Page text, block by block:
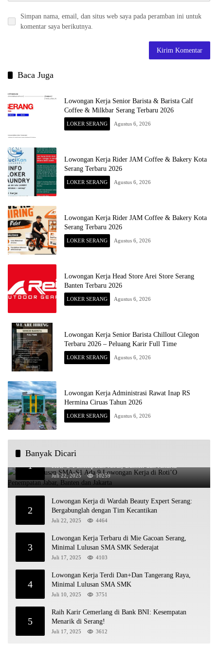
Simpan nama, email, dan situs web saya pada peramban ini untuk
komentar saya berikutnya.
Baca Juga
Lowongan Kerja Senior Barista & Barista Calf
Coffee & Milkbar Serang Terbaru 2026
LOKER SERANG Agustus 6, 2026
Lowongan Kerja Rider JAM Coffee & Bakery Kota
Serang Terbaru 2026
LOKER SERANG Agustus 6, 2026
Lowongan Kerja Rider JAM Coffee & Bakery Kota
Serang Terbaru 2026
LOKER SERANG Agustus 6, 2026
Lowongan Kerja Head Store Arei Store Serang
Banten Terbaru 2026
LOKER SERANG Agustus 6, 2026
Lowongan Kerja Senior Barista Chillout Cilegon
Terbaru 2026 – Peluang Karir Full Time
LOKER SERANG Agustus 6, 2026
Lowongan Kerja Administrasi Rawat Inap RS
Hermina Ciruas Tahun 2026
LOKER SERANG Agustus 6, 2026
Banyak Dicari
1
Untuk Lulusan SMA-S1 Ada 9 Lowongan Kerja di
Roti’O Penempatan Jabar, Banten dan Jakarta
Juli 22, 2025 10259
2
Lowongan Kerja di Wardah Beauty Expert Serang:
Bergabunglah dengan Tim Kecantikan
Juli 22, 2025 4464
3
Lowongan Kerja Terbaru di Mie Gacoan Serang,
Minimal Lulusan SMA SMK Sederajat
Juli 17, 2025 4103
4
Lowongan Kerja Terdi Dan+Dan Tangerang Raya,
Minimal Lulusan SMA SMK
Juli 10, 2025 3751
5
Raih Karir Cemerlang di Bank BNI: Kesempatan
Menarik di Serang!
Juli 17, 2025 3612